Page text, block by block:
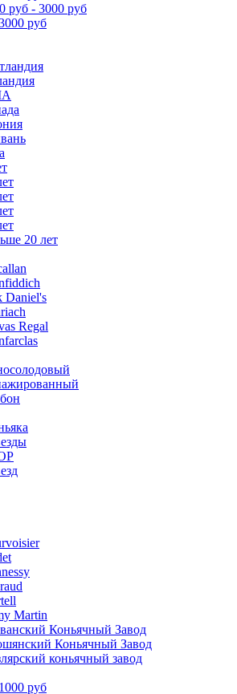
руб - 3000 руб
руб
20 лет
Daniel's
Regal
Martin
Коньячный Завод
Коньячный Завод
коньячный завод
руб